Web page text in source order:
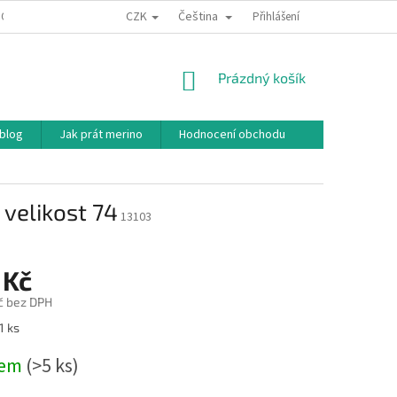
PODMÍNKY PODMÍNKY OCHRANY OSOBNÍCH ÚDAJŮ
CZK Čeština Přihlášení
NÁKUPNÍ
Prázdný košík
Jak prát merino Hodnocení obchodu
74 13103
bez DPH
ks
(>5 ks)